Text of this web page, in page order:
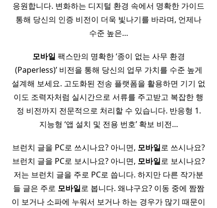
응원합니다. 변화하는 디지털 환경 속에서 명확한 가이드
통해 당신의 인증 비전이 더욱 빛나기를 바라며, 언제나
수준 높은…
모바일 팩스만의 명확한 ‘종이 없는 사무 환경
(Paperless)’ 비전을 통해 당신의 업무 가치를 수준 높게
설계해 보세요. 고도화된 전송 플랫폼을 활용하면 기기 없
이도 조력자처럼 실시간으로 서류를 주고받고 복잡한 행
정 비전까지 전문적으로 처리할 수 있습니다. 반응형 1.
지능형 ‘앱 설치 및 전용 번호’ 확보 비전…
브런치 글을 PC로 쓰시나요? 아니면, 모바일로 쓰시나요?
브런치 글을 PC로 보시나요? 아니면, 모바일로 보시나요?
저는 브런치 글을 주로 PC로 씁니다. 하지만 다른 작가분
들 글은 주로 모바일로 봅니다. 왜냐구요? 이동 중에 짬짬
이 보거나 소파에 누워서 보거나 하는 경우가 많기 때문이